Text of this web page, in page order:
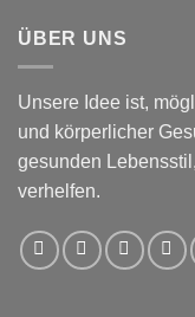
ÜBER UNS
Unsere Idee ist,
und körperlicher
gesunden
verhelfen.